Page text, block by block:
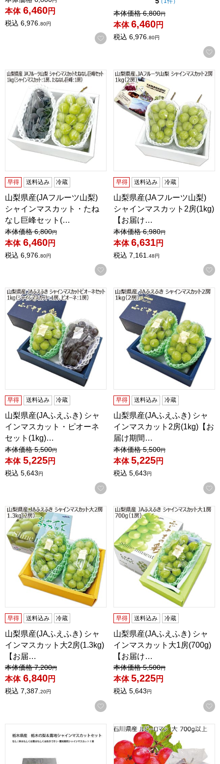
本体 6,460円
税込 6,976.80円
お気に入りに登録する
値引き前の価格：
本体価格 6,800円
本体 6,460円
税込 6,976.80円
山梨県産(JAフルーツ山梨) シャインマスカット・たねなし
早得 送料込み 冷蔵
山梨県産(JAフルーツ山梨)
シャインマスカット・たね
なし巨峰セット(…
値引き前の価格：
本体価格 6,800円
本体 6,460円
税込 6,976.80円
お気に入りに登録する
山梨県産(JAフルーツ山梨)
早得 送料込み 冷蔵
山梨県産(JAフルーツ山梨)
シャインマスカット2房(1kg)
【お届け…
値引き前の価格：
本体価格 6,980円
本体 6,631円
税込 7,161. 48円
山梨県産(JAふえふき) シャインマスカット・ピオーネセッ
早得 送料込み 冷蔵
山梨県産(JAふえふき) シャ
インマスカット・ピオーネ
セット(1kg)…
値引き前の価格：
本体価格 5,500円
本体 5,225円
税込 5,643円
お気に入りに登録する
山梨県産(JAふえふき) シャ
早得 送料込み 冷蔵
山梨県産(JAふえふき) シャ
インマスカット2房(1kg)【お
届け期間…
値引き前の価格：
本体価格 5,500円
本体 5,225円
税込 5,643円
山梨県産(JAふえふき) シャインマスカット大2房(1.3kg)【お
早得 送料込み 冷蔵
山梨県産(JAふえふき) シャ
インマスカット大2房(1.3kg)
【お届…
値引き前の価格：
本体価格 7,200円
本体 6,840円
税込 7,387.20円
お気に入りに登録する
山梨県産(JAふえふき) シャ
早得 送料込み 冷蔵
山梨県産(JAふえふき) シャ
インマスカット大1房(700g)
【お届け…
値引き前の価格：
本体価格 5,500円
本体 5,225円
税込 5,643円
栃木県産 栃木の梨＆露地シャインマスカットセット(なし(
石川県産 ルビーロマン 大